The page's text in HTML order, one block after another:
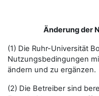
Änderung der
(1) Die Ruhr-Universität
Nutzungsbedingungen
ändern und zu ergänzen.
(2) Die Betreiber sind